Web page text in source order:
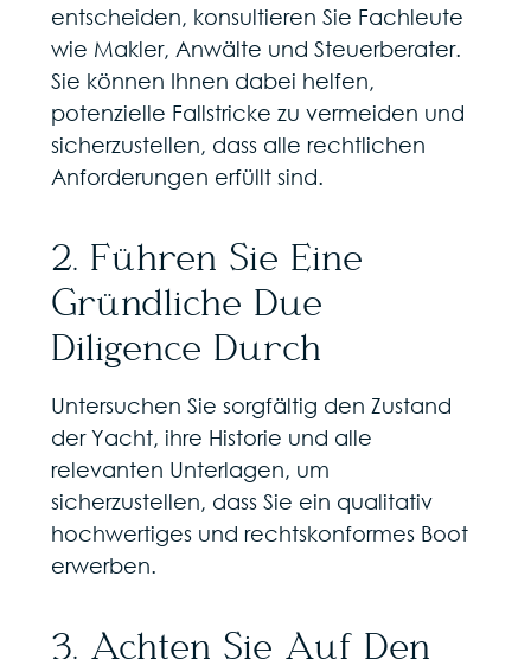
entscheiden, konsultieren Sie Fachleute
wie Makler, Anwälte und Steuerberater.
Sie können Ihnen dabei helfen,
potenzielle Fallstricke zu vermeiden und
sicherzustellen, dass alle rechtlichen
Anforderungen erfüllt sind.
2. Führen Sie Eine
Gründliche Due
Diligence Durch
Untersuchen Sie sorgfältig den Zustand
der Yacht, ihre Historie und alle
relevanten Unterlagen, um
sicherzustellen, dass Sie ein qualitativ
hochwertiges und rechtskonformes Boot
erwerben.
3. Achten Sie Auf Den